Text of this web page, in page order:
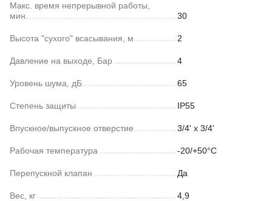
Макс. время непрерывной работы,
мин.
30
Высота "сухого" всасывания, м 2
Давление на выходе, Бар 4
Уровень шума, дБ 65
Степень защиты IP55
Впускное/выпускное отверстие 3/4' x 3/4'
Рабочая температура -20/+50°С
Перепускной клапан Да
Вес, кг 4,9